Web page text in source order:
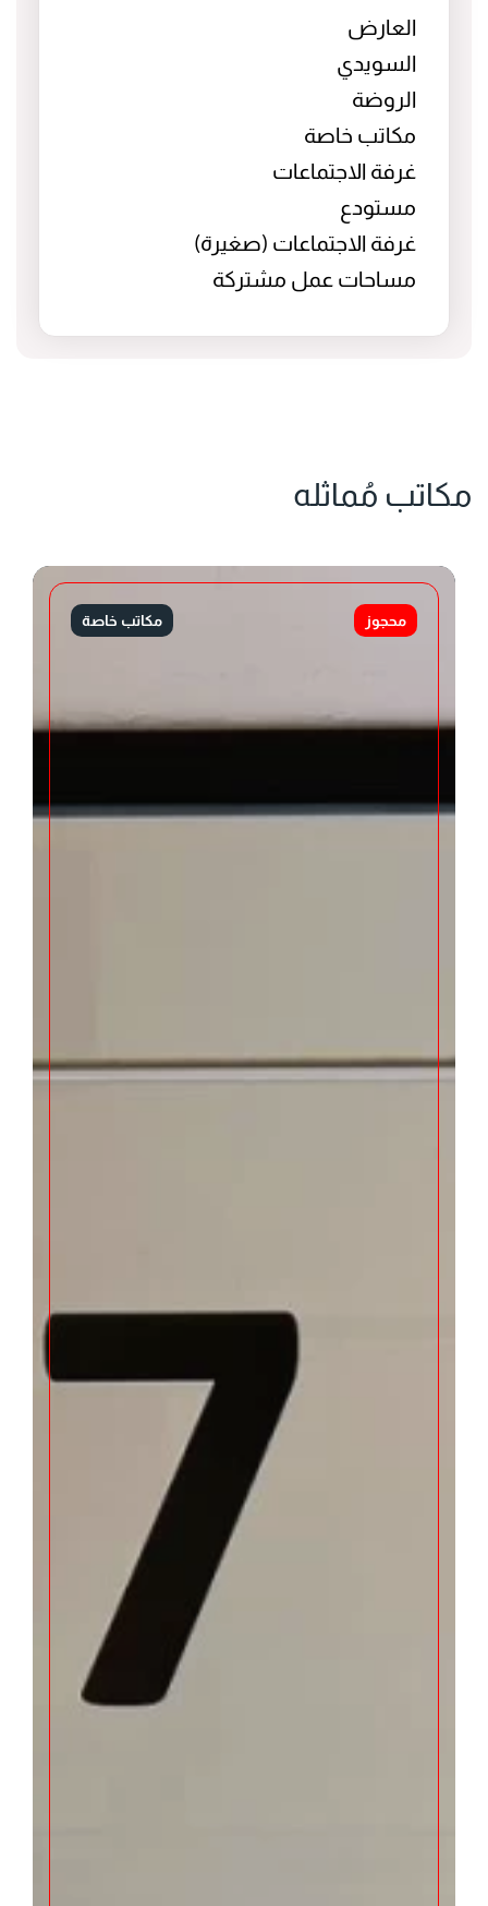
العارض
السويدي
الروضة
مكاتب خاصة
غرفة الاجتماعات
مستودع
غرفة الاجتماعات (صغيرة)
مساحات عمل مشتركة
مكاتب مُماثله
مكاتب خاصة محجوز